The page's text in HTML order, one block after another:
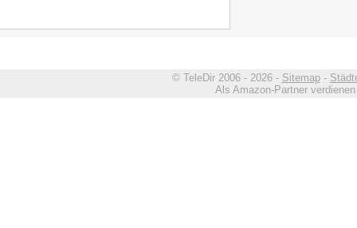
© TeleDir 2006 - 2026 - Sitemap-
Als Amazon-Partner